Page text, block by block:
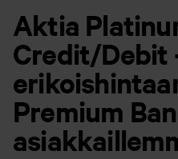
Aktia
Credit/
Premium